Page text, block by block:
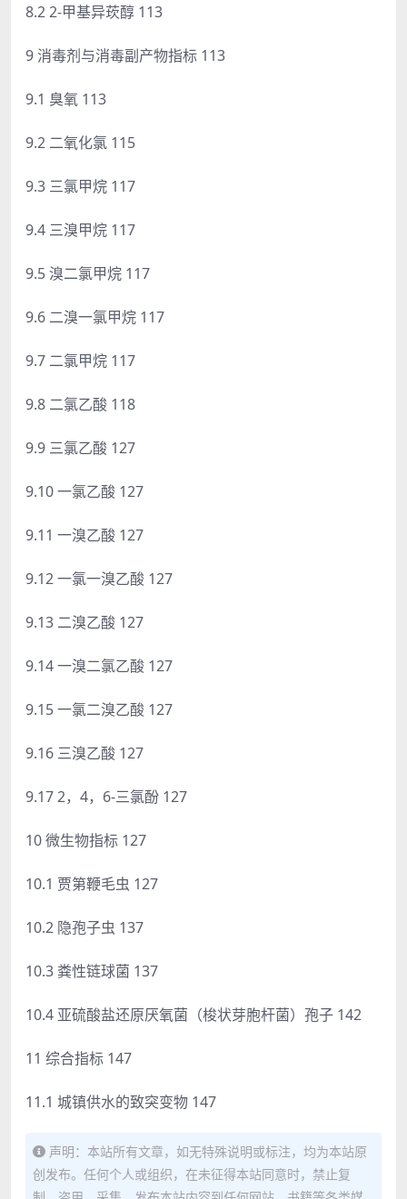
8.2 2-甲基异莰醇 113
9 消毒剂与消毒副产物指标 113
9.1 臭氧 113
9.2 二氧化氯 115
9.3 三氯甲烷 117
9.4 三溴甲烷 117
9.5 溴二氯甲烷 117
9.6 二溴一氯甲烷 117
9.7 二氯甲烷 117
9.8 二氯乙酸 118
9.9 三氯乙酸 127
9.10 一氯乙酸 127
9.11 一溴乙酸 127
9.12 一氯一溴乙酸 127
9.13 二溴乙酸 127
9.14 一溴二氯乙酸 127
9.15 一氯二溴乙酸 127
9.16 三溴乙酸 127
9.17 2，4，6-三氯酚 127
10 微生物指标 127
10.1 贾第鞭毛虫 127
10.2 隐孢子虫 137
10.3 粪性链球菌 137
10.4 亚硫酸盐还原厌氧菌（梭状芽胞杆菌）孢子 142
11 综合指标 147
11.1 城镇供水的致突变物 147
声明：本站所有文章，如无特殊说明或标注，均为本站原
创发布。任何个人或组织，在未征得本站同意时，禁止复